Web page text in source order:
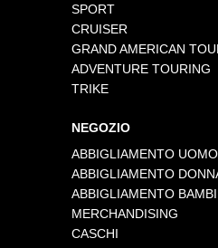
SPORT
CRUISER
GRAND AMERICAN
ADVENTURE TOURING
TRIKE
NEGOZIO
ABBIGLIAMENTO UOMO
ABBIGLIAMENTO
ABBIGLIAMENTO
MERCHANDISING
CASCHI